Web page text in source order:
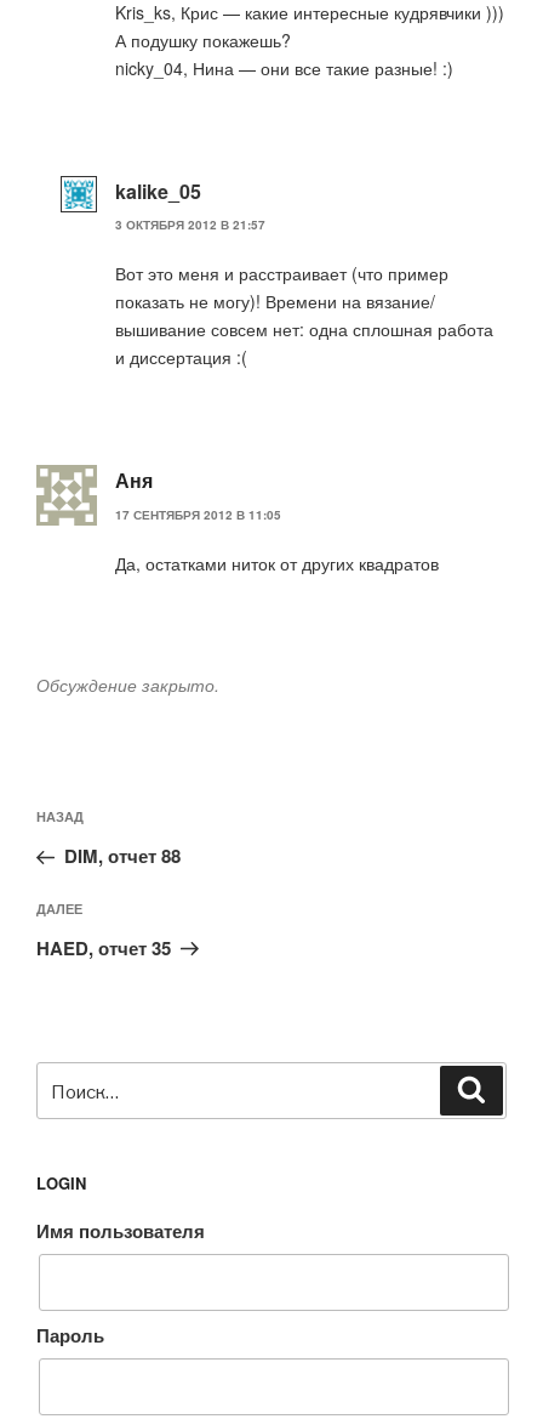
Kris_ks, Крис — какие интересные кудрявчики )))
А подушку покажешь?
nicky_04, Нина — они все такие разные! :)
kalike_05
3 ОКТЯБРЯ 2012 В 21:57
Вот это меня и расстраивает (что пример
показать не могу)! Времени на вязание/
вышивание совсем нет: одна сплошная работа
и диссертация :(
Аня
17 СЕНТЯБРЯ 2012 В 11:05
Да, остатками ниток от других квадратов
Обсуждение закрыто.
по
записям
Предыдущая
запись:
НАЗАД
DIM, отчет 88
Следующая
запись
ДАЛЕЕ
HAED, отчет 35
LOGIN
Имя пользователя
Пароль